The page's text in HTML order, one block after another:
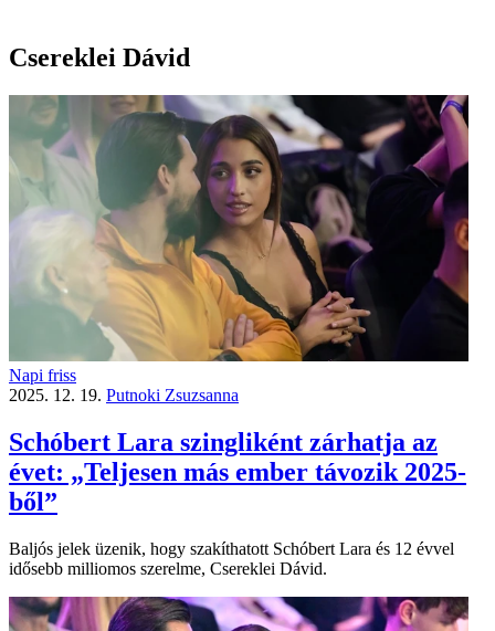
Csereklei Dávid
Napi friss
2025. 12. 19. Putnoki Zsuzsanna
Schóbert Lara szingliként zárhatja az
évet: „Teljesen más ember távozik 2025-
ből”
Baljós jelek üzenik, hogy szakíthatott Schóbert Lara és 12 évvel
idősebb milliomos szerelme, Csereklei Dávid.